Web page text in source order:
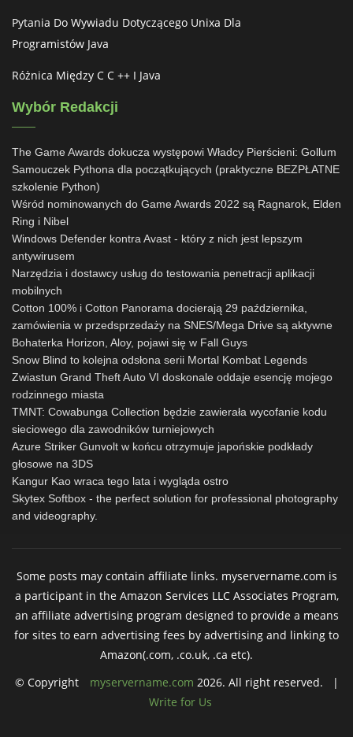
Pytania Do Wywiadu Dotyczącego Unixa Dla
Programistów Java
Różnica Między C C ++ I Java
Wybór Redakcji
The Game Awards dokucza występowi Władcy Pierścieni: Gollum
Samouczek Pythona dla początkujących (praktyczne BEZPŁATNE
szkolenie Python)
Wśród nominowanych do Game Awards 2022 są Ragnarok, Elden
Ring i Nibel
Windows Defender kontra Avast - który z nich jest lepszym
antywirusem
Narzędzia i dostawcy usług do testowania penetracji aplikacji
mobilnych
Cotton 100% i Cotton Panorama docierają 29 października,
zamówienia w przedsprzedaży na SNES/Mega Drive są aktywne
Bohaterka Horizon, Aloy, pojawi się w Fall Guys
Snow Blind to kolejna odsłona serii Mortal Kombat Legends
Zwiastun Grand Theft Auto VI doskonale oddaje esencję mojego
rodzinnego miasta
TMNT: Cowabunga Collection będzie zawierała wycofanie kodu
sieciowego dla zawodników turniejowych
Azure Striker Gunvolt w końcu otrzymuje japońskie podkłady
głosowe na 3DS
Kangur Kao wraca tego lata i wygląda ostro
Skytex Softbox - the perfect solution for professional photography
and videography.
Some posts may contain affiliate links. myservername.com is
a participant in the Amazon Services LLC Associates Program,
an affiliate advertising program designed to provide a means
for sites to earn advertising fees by advertising and linking to
Amazon(.com, .co.uk, .ca etc).
© Copyright
myservername.com 2026. All right reserved. |
Write for Us